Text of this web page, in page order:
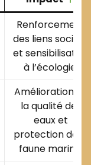
Renforcement
des liens sociaux
et sensibilisation
à l’écologie.
Amélioration de
la qualité des
eaux et
protection de la
faune marine.